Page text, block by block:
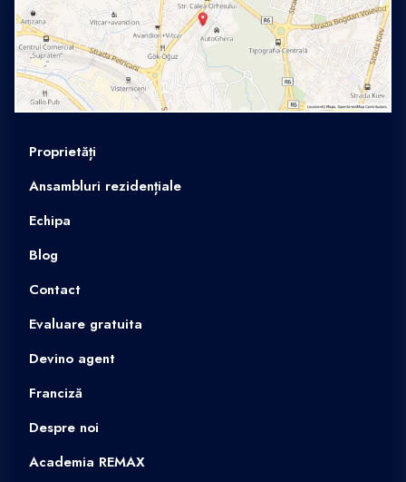
Proprietăți
Ansambluri rezidențiale
Echipa
Blog
Contact
Evaluare gratuita
Devino agent
Franciză
Despre noi
Academia REMAX